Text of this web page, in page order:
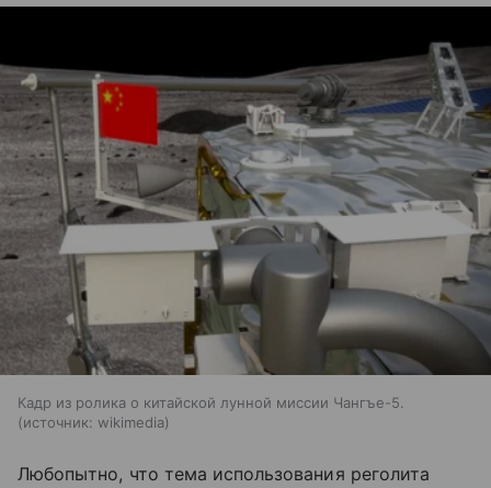
Кадр из ролика о китайской лунной миссии Чангъе-5.
источник: wikimedia
Любопытно, что тема использования реголита